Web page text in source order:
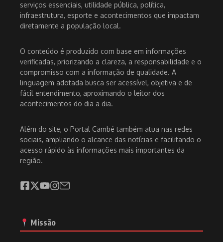
serviços essenciais, utilidade pública, política,
infraestrutura, esporte e acontecimentos que impactam
diretamente a população local.
O conteúdo é produzido com base em informações
verificadas, priorizando a clareza, a responsabilidade e o
compromisso com a informação de qualidade. A
linguagem adotada busca ser acessível, objetiva e de
fácil entendimento, aproximando o leitor dos
acontecimentos do dia a dia.
Além do site, o Portal Cambé também atua nas redes
sociais, ampliando o alcance das notícias e facilitando o
acesso rápido às informações mais importantes da
região.
Missão